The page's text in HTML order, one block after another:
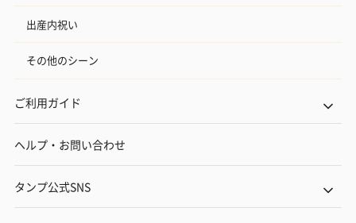
出産内祝い
その他のシーン
ご利用ガイド
ヘルプ・お問い合わせ
タンプ公式SNS